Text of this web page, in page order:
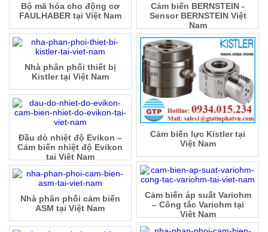
Bộ mã hóa cho động cơ
FAULHABER tại Việt Nam
Cảm biến BERNSTEIN -
Sensor BERNSTEIN Việt
Nam
Nhà phân phối thiết bị
Kistler tại Việt Nam
Cảm biến lực Kistler tại
Việt Nam
Đầu dò nhiệt độ Evikon –
Cảm biến nhiệt độ Evikon
tại Việt Nam
Cảm biến áp suất Variohm
– Công tắc Variohm tại
Việt Nam
Nhà phân phối cảm biến
ASM tại Việt Nam